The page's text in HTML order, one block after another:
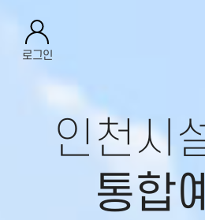
인천시
통합
로그인